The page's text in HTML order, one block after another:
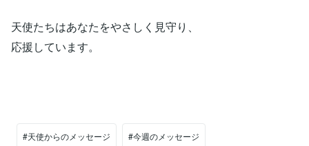
天使たちはあなたをやさしく見守り、
応援しています。
#天使からのメッセージ #今週のメッセージ